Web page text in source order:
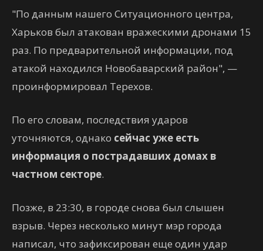
"По данным нашего Ситуационного центра,
Харьков был атакован вражескими дронами 15
раз. По предварительной информации, под
атакой находился Новобаварский район", —
проинформировал Терехов.
По его словам, последствия ударов
уточняются, однако сейчас уже есть
информация о пострадавших домах в
частном секторе.
Позже, в 23:30, в городе снова был слышен
взрыв. Через несколько минут мэр города
написал, что зафиксирован еще один удар